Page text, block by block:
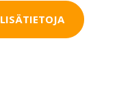
LISÄTIETOJA